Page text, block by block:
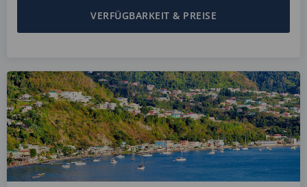
VERFÜGBARKEIT & PREISE